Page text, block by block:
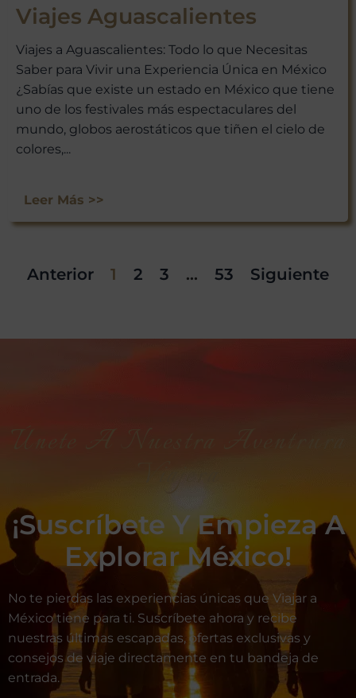
Viajes Aguascalientes
Viajes a Aguascalientes: Todo lo que Necesitas
Saber para Vivir una Experiencia Única en México
¿Sabías que existe un estado en México que tiene
uno de los festivales más espectaculares del
mundo, globos aerostáticos que tiñen el cielo de
colores,...
Leer Más >>
Anterior 1 2 3 … 53 Siguiente
Viajera
¡Suscríbete Y Empieza A
Explorar México!
No te pierdas las experiencias únicas que Viajar a
México tiene para ti. Suscríbete ahora y recibe
nuestras últimas escapadas, ofertas exclusivas y
consejos de viaje directamente en tu bandeja de
entrada.